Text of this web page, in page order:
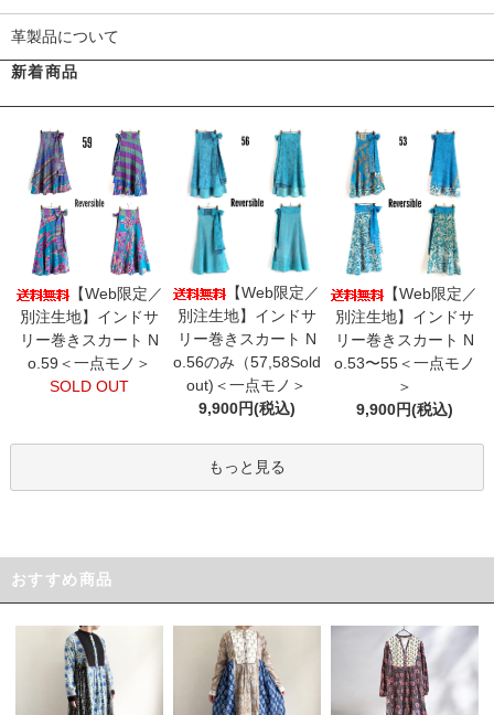
革製品について
新着商品
【Web限定／
別注生地】インドサ
リー巻きスカート N
o.59＜一点モノ＞
SOLD OUT
【Web限定／
別注生地】インドサ
リー巻きスカート N
o.56のみ（57,58Sold
out)＜一点モノ＞
9,900円(税込)
【Web限定／
別注生地】インドサ
リー巻きスカート N
o.53〜55＜一点モノ
＞
9,900円(税込)
もっと見る
おすすめ商品